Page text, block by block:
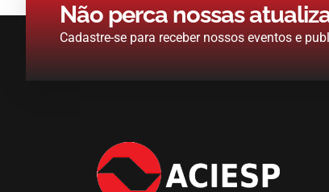
Não perca nossas
Cadastre-se para receber nossos eventos e